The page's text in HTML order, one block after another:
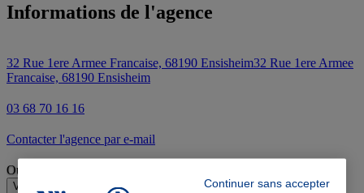
Informations de l'agence
32 Rue 1ere Armee Francaise, 68190 Ensisheim32 Rue 1ere Armee
Francaise, 68190 Ensisheim
03 68 70 16 16
Contacter l'agence par e-mail
Ouvert
Voir les horaires Continuer sans accepter